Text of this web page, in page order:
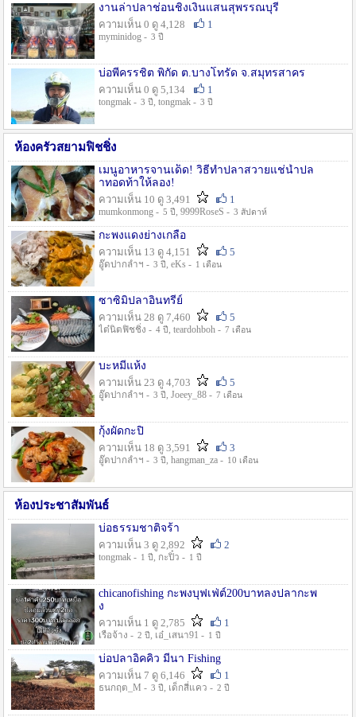
งานล่าปลาช่อนชิงเงินแสนสุพรรณบุรี
ความเห็น 0 ดู 4,128
1
myminidog - 3 ปี
บ่อพี่ครรชิต พิกัด ต.บางโทรัด จ.สมุทรสาคร
ความเห็น 0 ดู 5,134
1
tongmak - 3 ปี , tongmak - 3 ปี
ห้องครัวสยามฟิชชิ่ง
เมนูอาหารจานเด็ด! วิธีทำปลาสวายแช่น้ำปล
าทอดท้าให้ลอง!
ความเห็น 10 ดู 3,491
1
mumkonmong - 5 ปี , 9999RoseS - 3 สัปดาห์
กะพงแดงย่างเกลือ
ความเห็น 13 ดู 4,151
5
อู๊ดปากลำฯ - 3 ปี , eKs - 1 เดือน
ซาซิมิปลาอินทรีย์
ความเห็น 28 ดู 7,460
5
ไต๋นิตฟิชชิ่ง - 4 ปี , teardohboh - 7 เดือน
บะหมี่แห้ง
ความเห็น 23 ดู 4,703
5
อู๊ดปากลำฯ - 3 ปี , Joeey_88 - 7 เดือน
กุ้งผัดกะปิ
ความเห็น 18 ดู 3,591
3
อู๊ดปากลำฯ - 3 ปี , hangman_za - 10 เดือน
ห้องประชาสัมพันธ์
บ่อธรรมชาติจร้า
ความเห็น 3 ดู 2,892
2
tongmak - 1 ปี , กะปิ๋ว - 1 ปี
chicanofishing กะพงบุฟเฟ่ต์200บาทลงปลากะพ
ง
ความเห็น 1 ดู 2,785
1
เรือจ้าง - 2 ปี , เอ๋_เสนา91 - 1 ปี
บ่อปลาอิคคิว มีนา Fishing
ความเห็น 7 ดู 6,146
1
ธนกฤต_M - 3 ปี , เด็กสี่แคว - 2 ปี